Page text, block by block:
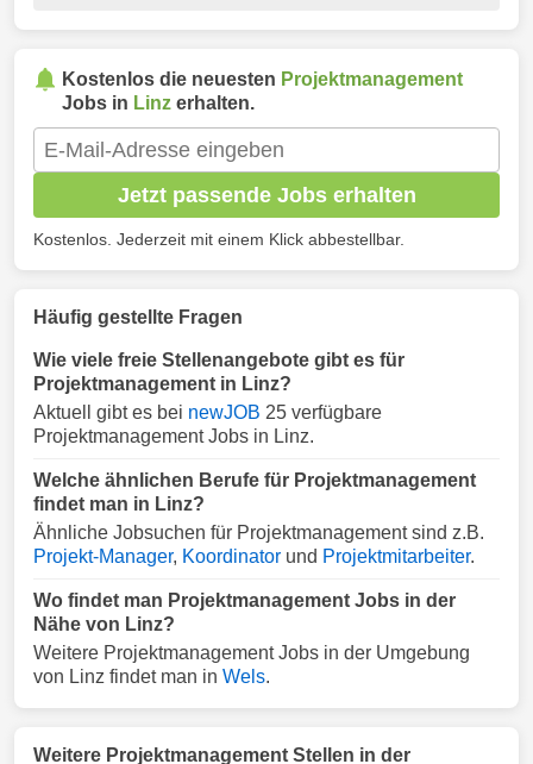
Kostenlos die neuesten Projektmanagement
Jobs in Linz erhalten.
Jetzt passende Jobs erhalten
Kostenlos. Jederzeit mit einem Klick abbestellbar.
Häufig gestellte Fragen
Wie viele freie Stellenangebote gibt es für
Projektmanagement in Linz?
Aktuell gibt es bei newJOB 25 verfügbare
Projektmanagement Jobs in Linz.
Welche ähnlichen Berufe für Projektmanagement
findet man in Linz?
Ähnliche Jobsuchen für Projektmanagement sind z.B.
Projekt-Manager, Koordinator und Projektmitarbeiter.
Wo findet man Projektmanagement Jobs in der
Nähe von Linz?
Weitere Projektmanagement Jobs in der Umgebung
von Linz findet man in Wels.
Weitere Projektmanagement Stellen in der